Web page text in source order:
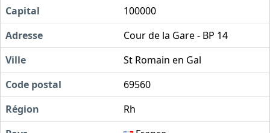
Capital
100000
Adresse
Cour de la Gare - BP 14
Ville
St Romain en Gal
Code postal
69560
Région
Rh